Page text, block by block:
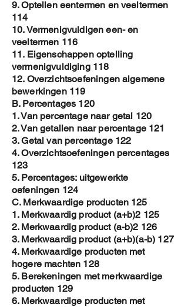
9. Optellen eentermen en veeltermen
114
10. Vermenigvuldigen een- en
veeltermen 116
11. Eigenschappen optelling
vermenigvuldiging 118
12. Overzichtsoefeningen algemene
bewerkingen 119
B. Percentages 120
1. Van percentage naar getal 120
2. Van getallen naar percentage 121
3. Getal van percentage 122
4. Overzichtsoefeningen percentages
123
5. Percentages: uitgewerkte
oefeningen 124
C. Merkwaardige producten 125
1. Merkwaardig product (a+b)2 125
2. Merkwaardig product (a-b)2 126
3. Merkwaardig product (a+b)(a-b) 127
4. Merkwaardige producten met
hogere machten 128
5. Berekeningen met merkwaardige
producten 129
6. Merkwaardige producten met